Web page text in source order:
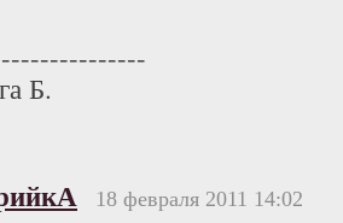
Б.
18 февраля 2011 14:02